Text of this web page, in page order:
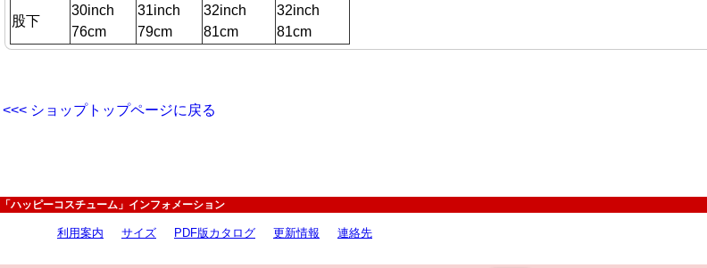
股下
30inch
76cm
31inch
79cm
32inch
81cm
32inch
81cm
<<< ショップトップページに戻る
「ハッピーコスチューム」インフォメーション
利用案内 サイズ PDF版カタログ 更新情報 連絡先